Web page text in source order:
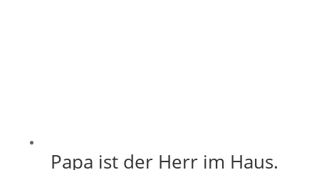
Papa ist der Herr im Haus.